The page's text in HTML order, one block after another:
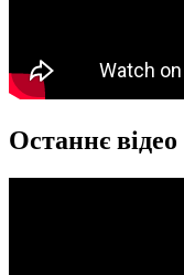
Останнє відео